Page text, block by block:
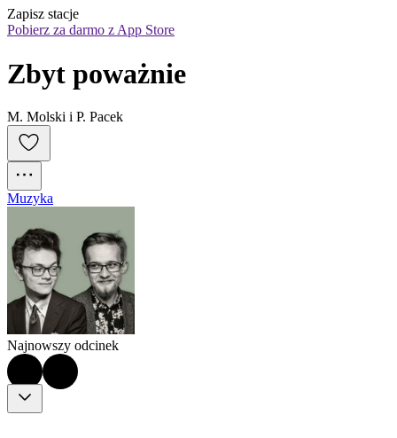
Zapisz stacje
Pobierz za darmo z App Store
Zbyt poważnie
M. Molski i P. Pacek
Muzyka
Najnowszy odcinek